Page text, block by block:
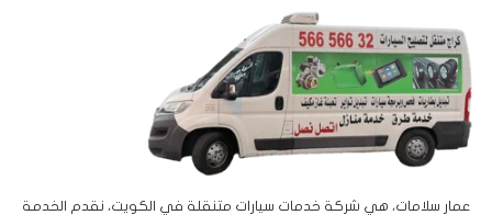
عمار سلامات، هي شركة خدمات سيارات متنقلة في الكويت، نقدم الخدمة